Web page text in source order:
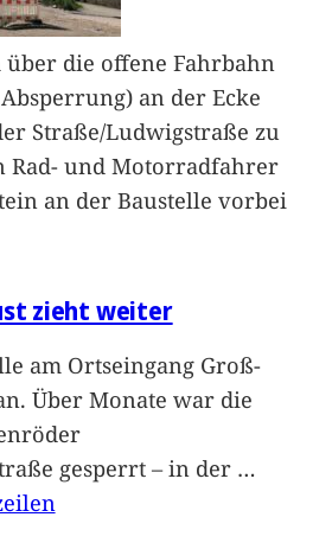
über die offene Fahrbahn
an der Ecke
Straße/Ludwigstraße zu
Rad- und Motorradfahrer
an der Baustelle vorbei
zieht weiter
am Ortseingang Groß-
Über Monate war die
gesperrt – in der …